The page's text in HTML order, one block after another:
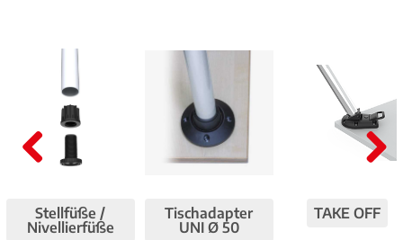
Stellfüße /
Nivellierfüße
Tischadapter
UNI Ø 50
TAKE OFF
viou
s
t